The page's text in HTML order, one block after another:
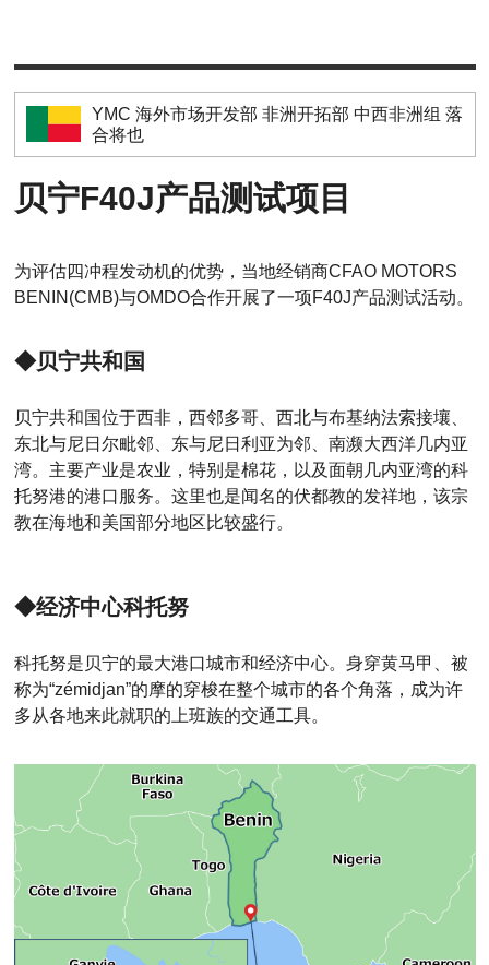
YMC 海外市场开发部 非洲开拓部 中西非洲组 落
合将也
贝宁F40J产品测试项目
为评估四冲程发动机的优势，当地经销商CFAO MOTORS
BENIN(CMB)与OMDO合作开展了一项F40J产品测试活动。
◆贝宁共和国
贝宁共和国位于西非，西邻多哥、西北与布基纳法索接壤、
东北与尼日尔毗邻、东与尼日利亚为邻、南濒大西洋几内亚
湾。主要产业是农业，特别是棉花，以及面朝几内亚湾的科
托努港的港口服务。这里也是闻名的伏都教的发祥地，该宗
教在海地和美国部分地区比较盛行。
◆经济中心科托努
科托努是贝宁的最大港口城市和经济中心。身穿黄马甲、被
称为“zémidjan”的摩的穿梭在整个城市的各个角落，成为许
多从各地来此就职的上班族的交通工具。